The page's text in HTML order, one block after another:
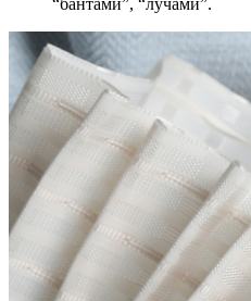
“бантами”, “лучами”.